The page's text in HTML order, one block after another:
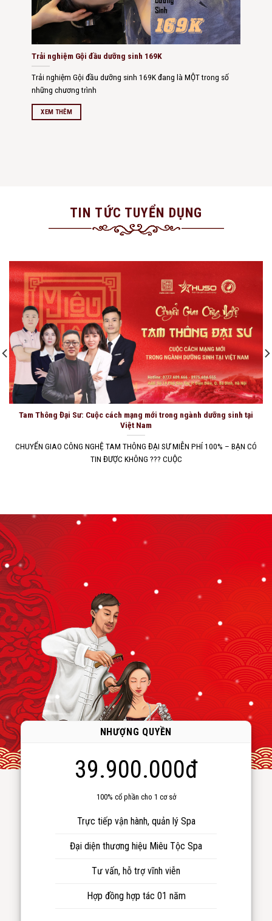
Trải nghiệm Gội đầu dưỡng sinh 169K
Trải nghiệm Gội đầu dưỡng sinh 169K đang là MỘT trong số
những chương trình
XEM THÊM
TIN TỨC TUYỂN DỤNG
Tam Thông Đại Sư: Cuộc cách mạng mới trong ngành dưỡng sinh tại
Việt Nam
CHUYỂN GIAO CÔNG NGHỆ TAM THÔNG ĐẠI SƯ MIỄN PHÍ 100% – BẠN CÓ
TIN ĐƯỢC KHÔNG ??? CUỘC
NHƯỢNG QUYỀN
39.900.000đ
100% cổ phần cho 1 cơ sở
Trực tiếp vận hành, quản lý Spa
Đại diện thương hiệu Miêu Tộc Spa
Tư vấn, hỗ trợ vĩnh viễn
Hợp đồng hợp tác 01 năm